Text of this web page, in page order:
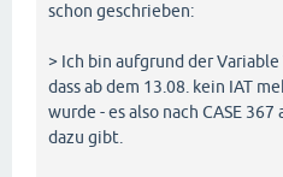
schon geschrieben:
> Ich bin aufgrund der
dass ab dem 13.08. kein IAT
wurde - es also nach CASE
dazu gibt.